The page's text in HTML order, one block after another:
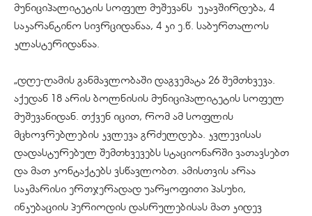
მუნიციპალიტეტის სოფელ მუშევანს უკავშირდება, 4
საკარანტინო სივრციდანაა, 4 კი ე.წ. საბურთალოს
კლასტერიდანაა.
„დღე-ღამის განმავლობაში დაგვემატა 26 შემთხვევა.
აქედან 18 არის ბოლნისის მუნიციპალიტეტის სოფელ
მუშევანიდან. თქვენ იცით, რომ ამ სოფლის
მცხოვრებლების კვლევა გრძელდება. კვლევისას
დადასტურებულ შემთხვევებს სტაციონარში ვათავსებთ
და მათ კონტაქტებს ვსწავლობთ. ამისთვის არაა
საკმარისი ერთჯერადად უარყოფითი პასუხი,
ინკუბაციის პერიოდის დასრულებისას მათ კიდევ